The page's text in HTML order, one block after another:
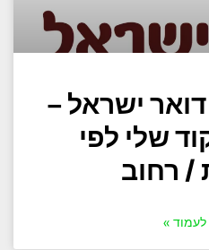
ישראל –
שלי לפי
/ רחוב
»